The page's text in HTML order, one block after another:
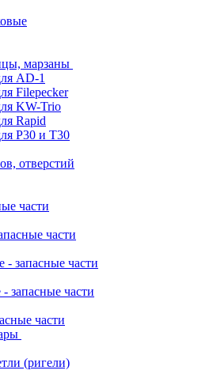
марзаны
AD-1
Filepecker
KW-Trio
Rapid
Р30 и Т30
отверстий
части
части
- запасные части
запасные части
части
(ригели)